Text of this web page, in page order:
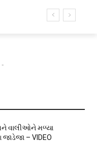
-
વાલીઓને મળ્યા
જાડેજા – VIDEO